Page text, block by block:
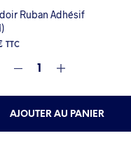
Ruban Adhésif
TTC
AJOUTER AU PANIER